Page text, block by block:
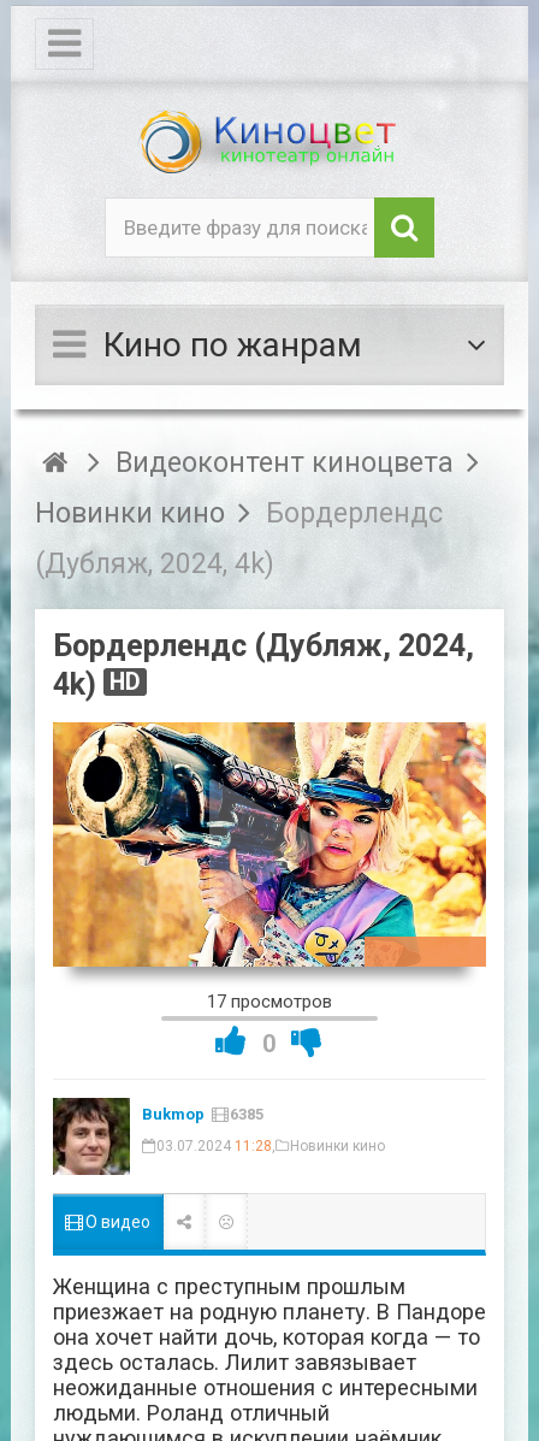
Кино по жанрам
Видеоконтент киноцвета
Новинки кино
Бордерлендс
(Дубляж, 2024, 4k)
Бордерлендс (Дубляж, 2024,
4k)
HD
01:41:14
17 просмотров
0
Bukmop 6385
03.07.2024 11:28 Новинки кино
О видео
Женщина с преступным прошлым
приезжает на родную планету. В Пандоре
она хочет найти дочь, которая когда — то
здесь осталась. Лилит завязывает
неожиданные отношения с интересными
людьми. Роланд отличный